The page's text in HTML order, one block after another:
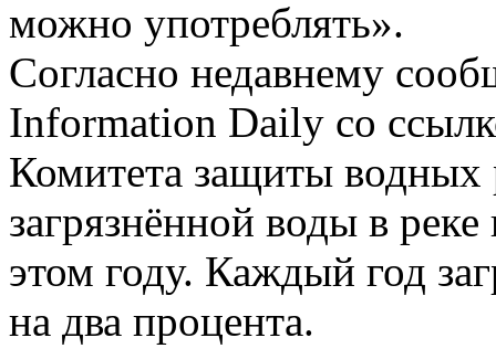
можно употреблять».
Согласно недавнему
Information Daily со
Комитета защиты
загрязнённой воды в
этом году. Каждый год
на два процента.